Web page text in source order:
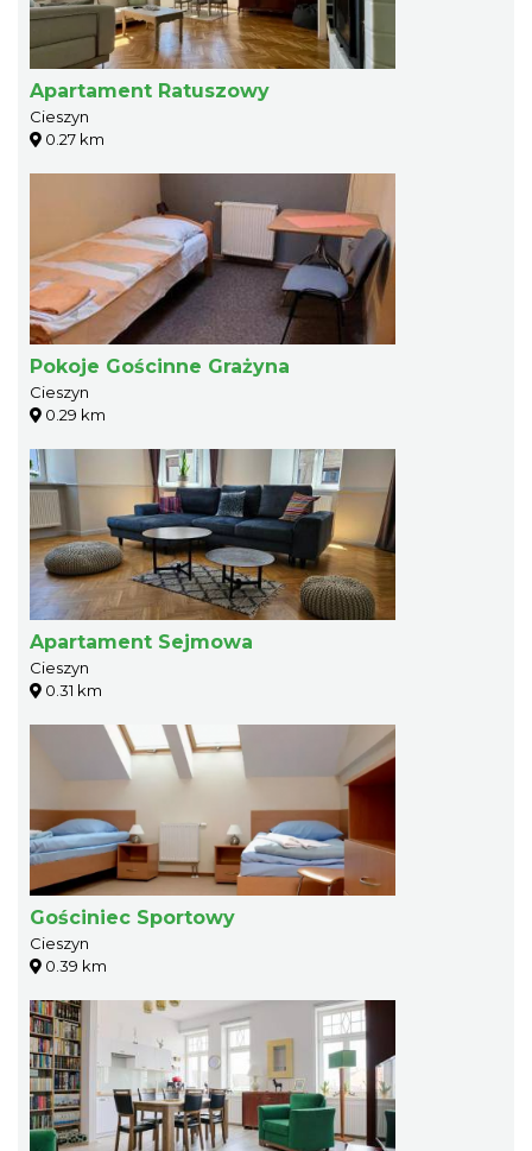
Apartament Ratuszowy
Cieszyn
0.27 km
Pokoje Gościnne Grażyna
Cieszyn
0.29 km
Apartament Sejmowa
Cieszyn
0.31 km
Gościniec Sportowy
Cieszyn
0.39 km